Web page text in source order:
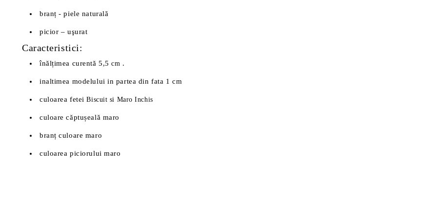
branț - piele naturală
picior – uşurat
Caracteristici:
înălțimea curentă 5,5cm .
inaltimea modelului in partea din fata 1 cm
culoarea feteiBiscuit si Maro Inchis
culoare căptușeală maro
branț culoare maro
culoarea piciorului maro